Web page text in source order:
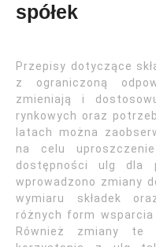
spółek
Przepisy dotyczące
z ograniczoną
zmieniają i
rynkowych oraz
latach można
na celu
dostępności ulg dla
wprowadzono zmiany
wymiaru składek
różnych form
Również zmiany te